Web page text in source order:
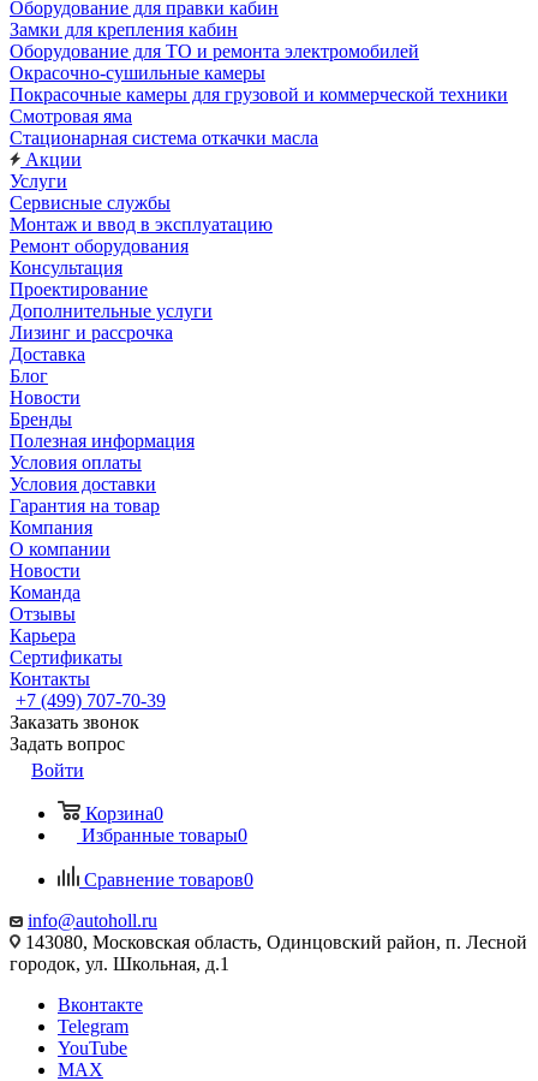
Оборудование для правки кабин
Замки для крепления кабин
Оборудование для ТО и ремонта электромобилей
Окрасочно-сушильные камеры
Покрасочные камеры для грузовой и коммерческой техники
Смотровая яма
Стационарная система откачки масла
Акции
Услуги
Сервисные службы
Монтаж и ввод в эксплуатацию
Ремонт оборудования
Консультация
Проектирование
Дополнительные услуги
Лизинг и рассрочка
Доставка
Блог
Новости
Бренды
Полезная информация
Условия оплаты
Условия доставки
Гарантия на товар
Компания
О компании
Новости
Команда
Отзывы
Карьера
Сертификаты
Контакты
+7 (499) 707-70-39
Заказать звонок
Задать вопрос
Войти
Корзина0
Избранные товары0
Сравнение товаров0
info@autoholl.ru
143080, Московская область, Одинцовский район, п. Лесной
городок, ул. Школьная, д.1
Вконтакте
Telegram
YouTube
MAX